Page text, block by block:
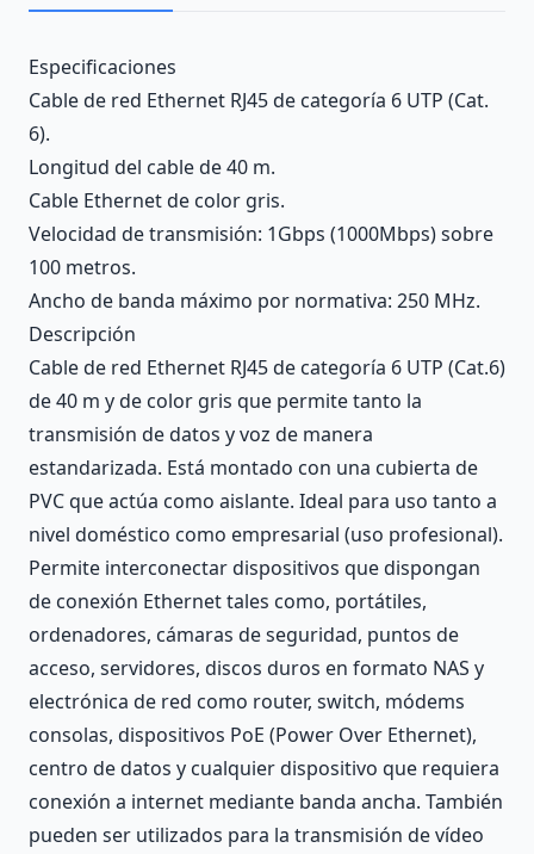
Description
Especificaciones
Cable de red Ethernet RJ45 de categoría 6 UTP (Cat.
6).
Longitud del cable de 40 m.
Cable Ethernet de color gris.
Velocidad de transmisión: 1Gbps (1000Mbps) sobre
100 metros.
Ancho de banda máximo por normativa: 250 MHz.
Descripción
Cable de red Ethernet RJ45 de categoría 6 UTP (Cat.6)
de 40 m y de color gris que permite tanto la
transmisión de datos y voz de manera
estandarizada. Está montado con una cubierta de
PVC que actúa como aislante. Ideal para uso tanto a
nivel doméstico como empresarial (uso profesional).
Permite interconectar dispositivos que dispongan
de conexión Ethernet tales como, portátiles,
ordenadores, cámaras de seguridad, puntos de
acceso, servidores, discos duros en formato NAS y
electrónica de red como router, switch, módems
consolas, dispositivos PoE (Power Over Ethernet),
centro de datos y cualquier dispositivo que requiera
conexión a internet mediante banda ancha. También
pueden ser utilizados para la transmisión de vídeo